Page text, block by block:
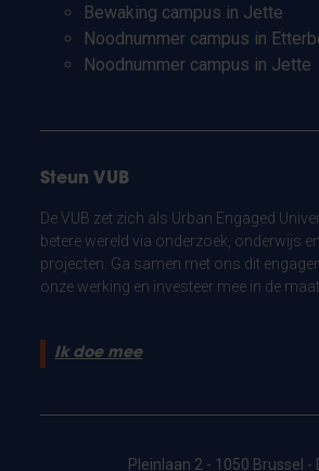
Bewaking campus in Jette
Noodnummer campus in
Noodnummer campus in Jette
Steun VUB
De VUB zet zich als Urban Engaged
betere wereld via onderzoek, onderwijs
projecten. Ga samen met ons dit
onze werking en investeer mee in de
Ik doe mee
Pleinlaan 2 - 1050 Brussel -